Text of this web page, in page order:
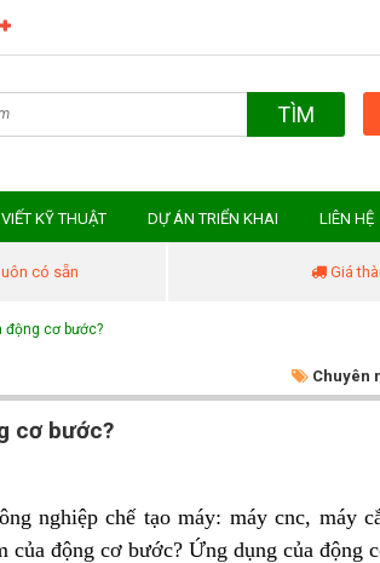
TÌM
KỸ THUẬT DỰ ÁN TRIỂN KHAI LIÊN HỆ
có sẵn Giá
động cơ bước?
Chuyên
cơ bước?
nghiệp chế tạo máy: máy cnc, máy
động cơ bước? Ứng dụng của động